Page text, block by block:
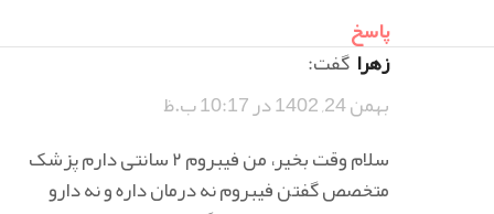
پاسخ
زهرا گفت:
بهمن 24, 1402 در 10:17 ب.ظ
سلام وقت بخیر، من فیبروم ۲ سانتی دارم پزشک
متخصص گفتن فیبروم نه درمان داره و نه دارو